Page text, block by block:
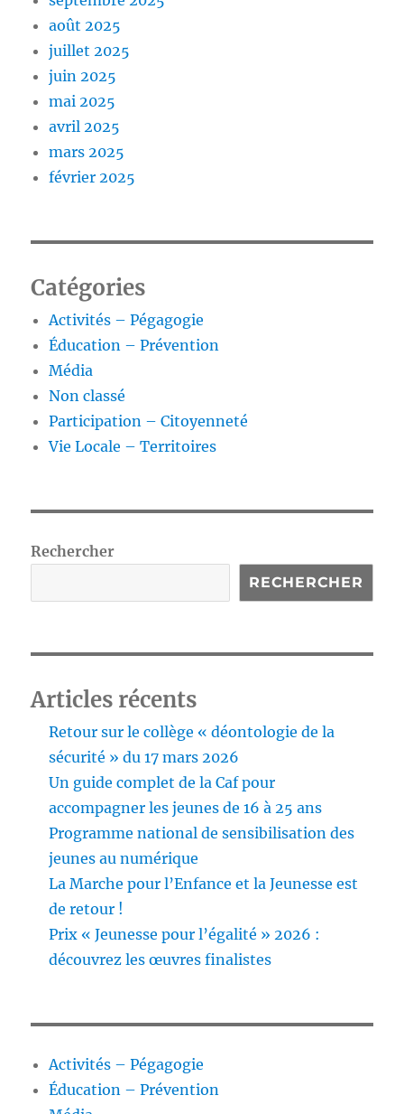
août 2025
juillet 2025
juin 2025
mai 2025
avril 2025
mars 2025
février 2025
Catégories
Activités – Pégagogie
Éducation – Prévention
Média
Non classé
Participation – Citoyenneté
Vie Locale – Territoires
Rechercher
RECHERCHER
Articles récents
Retour sur le collège « déontologie de la
sécurité » du 17 mars 2026
Un guide complet de la Caf pour
accompagner les jeunes de 16 à 25 ans
Programme national de sensibilisation des
jeunes au numérique
La Marche pour l’Enfance et la Jeunesse est
de retour !
Prix « Jeunesse pour l’égalité » 2026 :
découvrez les œuvres finalistes
Activités – Pégagogie
Éducation – Prévention